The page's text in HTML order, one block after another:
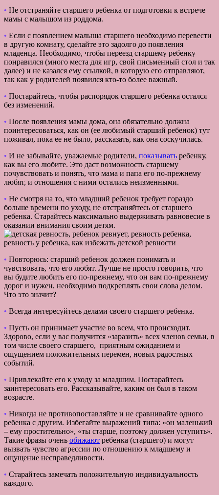
• Не отстраняйте старшего ребенка от подготовки к встрече
мамы с малышом из роддома.
• Если с появлением малыша старшего необходимо перевести
в другую комнату, сделайте это задолго до появления
младенца. Необходимо, чтобы переезд старшему ребенку
понравился (много места для игр, свой письменный стол и так
далее) и не казался ему ссылкой, в которую его отправляют,
так как у родителей появился кто-то более важный.
• Постарайтесь, чтобы распорядок старшего ребенка остался
без изменений.
• После появления мамы дома, она обязательно должна
поинтересоваться, как он (ее любимый старший ребенок) тут
поживал, пока ее не было, рассказать, как она соскучилась.
• И не забывайте, уважаемые родители, показывать ребенку,
как вы его любите. Это даст возможность старшему
почувствовать и понять, что мама и папа его по-прежнему
любят, и отношения с ними остались неизменными.
• Не смотря на то, что младший ребенок требует гораздо
больше времени по уходу, не отстраняйтесь от старшего
ребенка. Старайтесь максимально выдерживать равновесие в
оказании внимания своим детям.
• Повторюсь: старший ребенок должен понимать и
чувствовать, что его любят. Лучше не просто говорить, что
вы будите любить его по-прежнему, что он вам по-прежнему
дорог и нужен, необходимо подкреплять свои слова делом.
Что это значит?
• Всегда интересуйтесь делами своего старшего ребенка.
• Пусть он принимает участие во всем, что происходит.
Здорово, если у вас получится «заразить» всех членов семьи, в
том числе своего старшего, приятным ожиданием и
ощущением положительных перемен, новых радостных
событий.
• Привлекайте его к уходу за младшим. Постарайтесь
заинтересовать его. Рассказывайте, каким он был в таком
возрасте.
• Никогда не противопоставляйте и не сравнивайте одного
ребенка с другим. Избегайте выражений типа: «он маленький
– ему простительно», «ты старше, поэтому должен уступить».
Такие фразы очень обижают ребенка (старшего) и могут
вызвать чувство агрессии по отношению к младшему и
ощущение несправедливости.
• Старайтесь замечать положительную индивидуальность
каждого.